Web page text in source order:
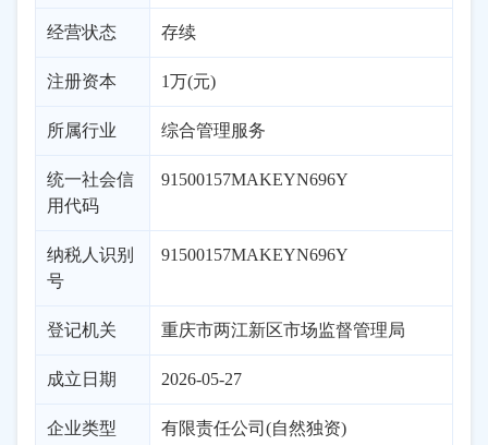
经营状态 存续
注册资本 1万(元)
所属行业 综合管理服务
统一社会信
用代码
91500157MAKEYN696Y
纳税人识别
号
91500157MAKEYN696Y
登记机关 重庆市两江新区市场监督管理局
成立日期 2026-05-27
企业类型 有限责任公司(自然独资)